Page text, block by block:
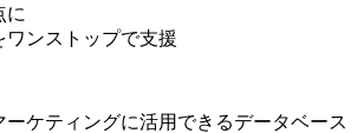
に
ンストップで支援
ケティングに活用できるデータベース